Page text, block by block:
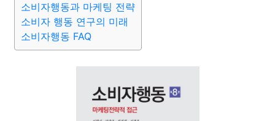
소비자행동과 마케팅 전략
소비자 행동 연구의 미래
소비자행동 FAQ